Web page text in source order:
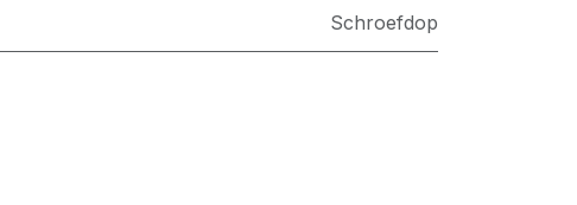
Schroefdop